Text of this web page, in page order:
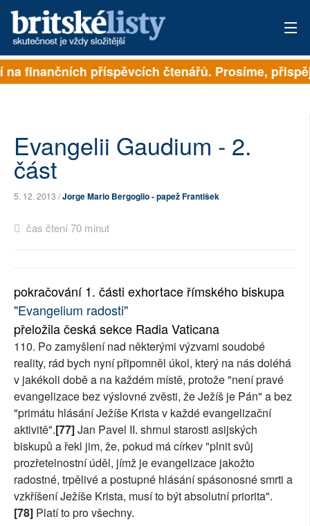
PŘIHLÁSIT
ARCHIV
ROZHOVORY
TÉMATA
NEJČTENĚJŠÍ ZA 7 DNÍ
PŘÍSPĚVKY NA PROVOZ
SOCIÁLNÍ SÍTĚ
RUBRIKY
PLNÁ VERZE STRÁNEK
příspěvcích čtenářů. Prosíme,
Evangelii Gaudium - 2.
část
5. 12. 2013 /Jorge Mario Bergoglio - papež František
čas čtení 70 minut
pokračování 1. části exhortace římského biskupa
"Evangelium radosti"
přeložila česká sekce Radia Vaticana
110. Po zamyšlení nad některými výzvami soudobé
reality, rád bych nyní připomněl úkol, který na nás doléhá
v jakékoli době a na každém místě, protože "není pravé
evangelizace bez výslovné zvěsti, že Ježíš je Pán" a bez
"primátu hlásání Ježíše Krista v každé evangelizační
aktivitě".[77]Jan Pavel II. shrnul starosti asijských
biskupů a řekl jim, že, pokud má církev "plnit svůj
prozřetelnostní úděl, jímž je evangelizace jakožto
radostné, trpělivé a postupné hlásání spásonosné smrti a
vzkříšení Ježíše Krista, musí to být absolutní priorita".
[78] Platí to pro všechny.